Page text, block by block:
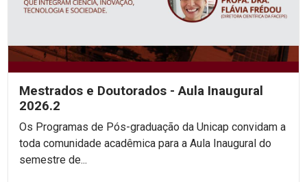
Mestrados e Doutorados - Aula Inaugural
2026.2
Os Programas de Pós-graduação da Unicap convidam a
toda comunidade acadêmica para a Aula Inaugural do
semestre de...